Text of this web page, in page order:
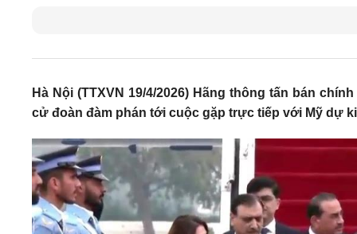
Hà Nội (TTXVN 19/4/2026) Hãng thông tấn bán
cử đoàn đàm phán tới cuộc gặp trực tiếp với Mỹ dự